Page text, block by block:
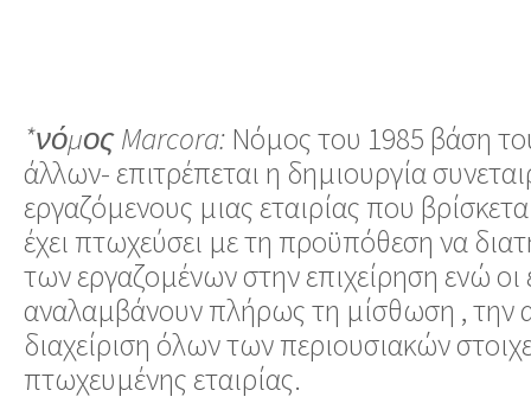
*νόμος Marcora: Νόμος του 1985 βάση
άλλων- επιτρέπεται η δημιουργία
εργαζόμενους μιας εταιρίας που
έχει πτωχεύσει με τη προϋπόθεση να
των εργαζομένων στην επιχείρηση ενώ οι
αναλαμβάνουν πλήρως τη μίσθωση , την
διαχείριση όλων των περιουσιακών
πτωχευμένης εταιρίας.